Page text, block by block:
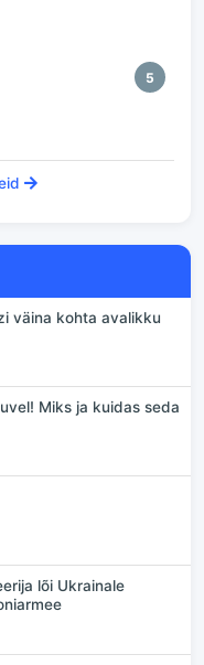
5
väina kohta avalikku
Miks ja kuidas seda
lõi Ukrainale